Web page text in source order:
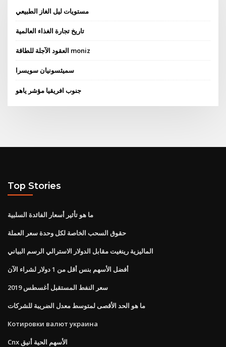
مستويات ليل الغاز الطبيعي
تاريخ تجارة الغذاء العالمية
العقود الآجلة للطاقة moniz
سميثسونيان سويسرا
جنوب افريقيا مؤشر ياهو
Top Stories
ما هو تأثير أسعار الفائدة السلبية
حقوق السحب الخاصة لكل وحدة سعر العملة
الماليزية رينغيت مقابل الدولار الاسترالي الرسم البياني
أفضل الأسهم بنس أقل من 1 دولار لشراء الآن
سعر النفط المستقبل أغسطس 2019
ما هو الحد الأقصى لمتوسط ​​معدل الضريبة للشركات
Котировки валют украина
Cnx الأسهم الحية أنيق